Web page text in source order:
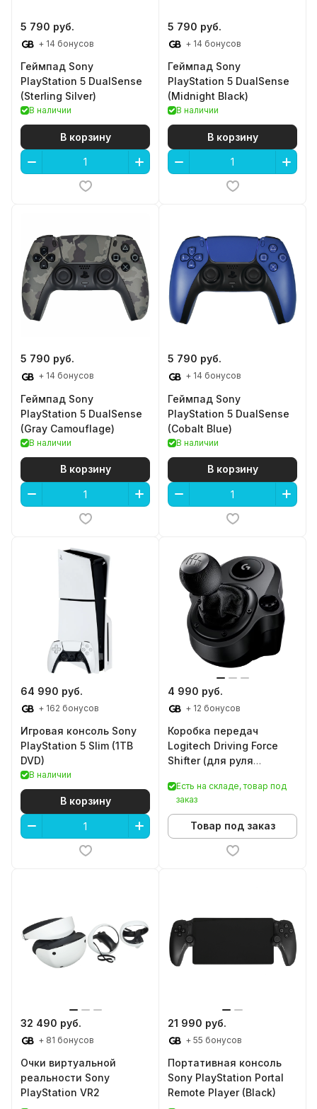
5 790 руб.
+ 14 бонусов
Геймпад Sony
PlayStation 5 DualSense
(Sterling Silver)
В наличии
В корзину
5 790 руб.
+ 14 бонусов
Геймпад Sony
PlayStation 5 DualSense
(Midnight Black)
В наличии
В корзину
5 790 руб.
+ 14 бонусов
Геймпад Sony
PlayStation 5 DualSense
(Gray Camouflage)
В наличии
В корзину
5 790 руб.
+ 14 бонусов
Геймпад Sony
PlayStation 5 DualSense
(Cobalt Blue)
В наличии
В корзину
64 990 руб.
+ 162 бонусов
Игровая консоль Sony
PlayStation 5 Slim (1TB
DVD)
В наличии
В корзину
4 990 руб.
+ 12 бонусов
Коробка передач
Logitech Driving Force
Shifter (для руля
Есть на складе, товар под
заказ
Товар под заказ
32 490 руб.
+ 81 бонусов
Очки виртуальной
реальности Sony
PlayStation VR2
21 990 руб.
+ 55 бонусов
Портативная консоль
Sony PlayStation Portal
Remote Player (Black)